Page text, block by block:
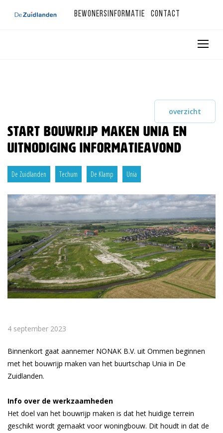
Bewonersinformatie Contact
overzicht
Start bouwrijp maken Unia en
uitnodiging informatieavond
De Zuidlanden Techum De Klamp Unia
4 september 2023
Binnenkort gaat aannemer NONAK B.V. uit Ommen beginnen
met het bouwrijp maken van het buurtschap Unia in De
Zuidlanden.
Info over de werkzaamheden
Het doel van het bouwrijp maken is dat het huidige terrein
geschikt wordt gemaakt voor woningbouw. Dit houdt in dat de